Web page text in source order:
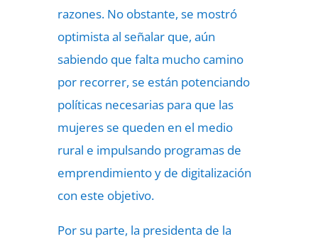
razones. No obstante, se mostró
optimista al señalar que, aún
sabiendo que falta mucho camino
por recorrer, se están potenciando
políticas necesarias para que las
mujeres se queden en el medio
rural e impulsando programas de
emprendimiento y de digitalización
con este objetivo.
Por su parte, la presidenta de la